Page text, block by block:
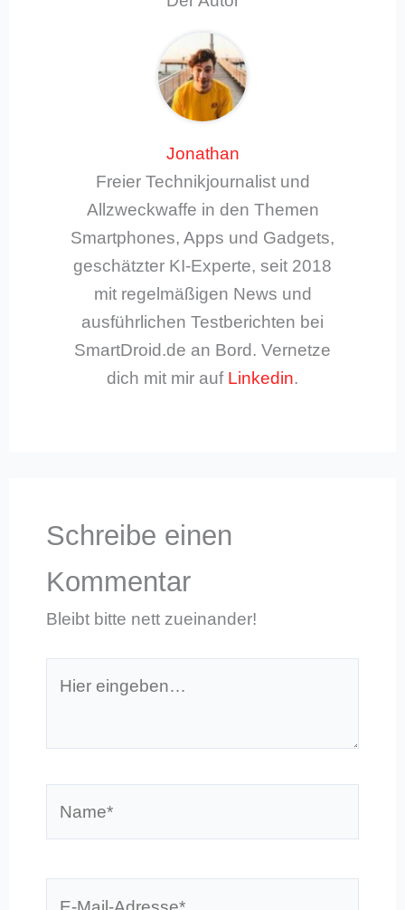
Jonathan
Freier Technikjournalist und
Allzweckwaffe in den Themen
Smartphones, Apps und Gadgets,
geschätzter KI-Experte, seit 2018
mit regelmäßigen News und
ausführlichen Testberichten bei
SmartDroid.de an Bord. Vernetze
dich mit mir auf Linkedin.
Schreibe einen
Kommentar
Bleibt bitte nett zueinander!
eingeben…